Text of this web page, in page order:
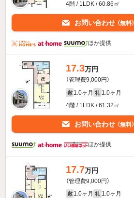
4階 / 1LDK / 60.86㎡
お問い合わせ （無料）
ほか提供
17.3万円
（管理費9,000円）
敷 1.0ヶ月 礼 1.0ヶ月
4階 / 1LDK / 61.32㎡
お問い合わせ （無料）
ほか提供
17.7万円
（管理費9,000円）
敷 1.0ヶ月 礼 1.0ヶ月